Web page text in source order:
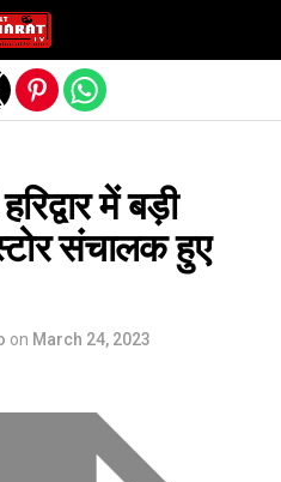
में बड़ी
संचालक हुए
on March 24, 2023
version